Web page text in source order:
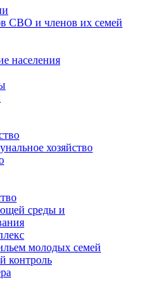
СВО и членов их семей
населения
хозяйство
среды и
молодых семей
контроль